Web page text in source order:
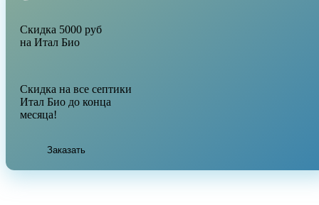
Скидка 5000 руб
на Итал Био
Скидка на все септики
Итал Био до конца
месяца!
Заказать